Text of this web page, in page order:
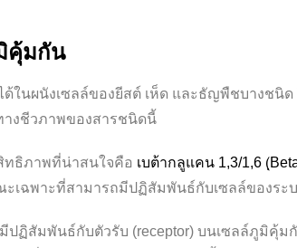
คุ้มกัน
ในผนังเซลล์ของยีสต์ เห็ด และธัญพืชบางชนิ
งชีวภาพของสารชนิดนี้
ทธิภาพที่น่าสนใจคือ เบต้ากลูแคน 1,3/1,6 (ฺ
เฉพาะที่สามารถมีปฏิสัมพันธ์กับเซลล์ของระ
ปฏิสัมพันธ์กับตัวรับ (receptor) บนเซลล์ภูมิคุ้ม